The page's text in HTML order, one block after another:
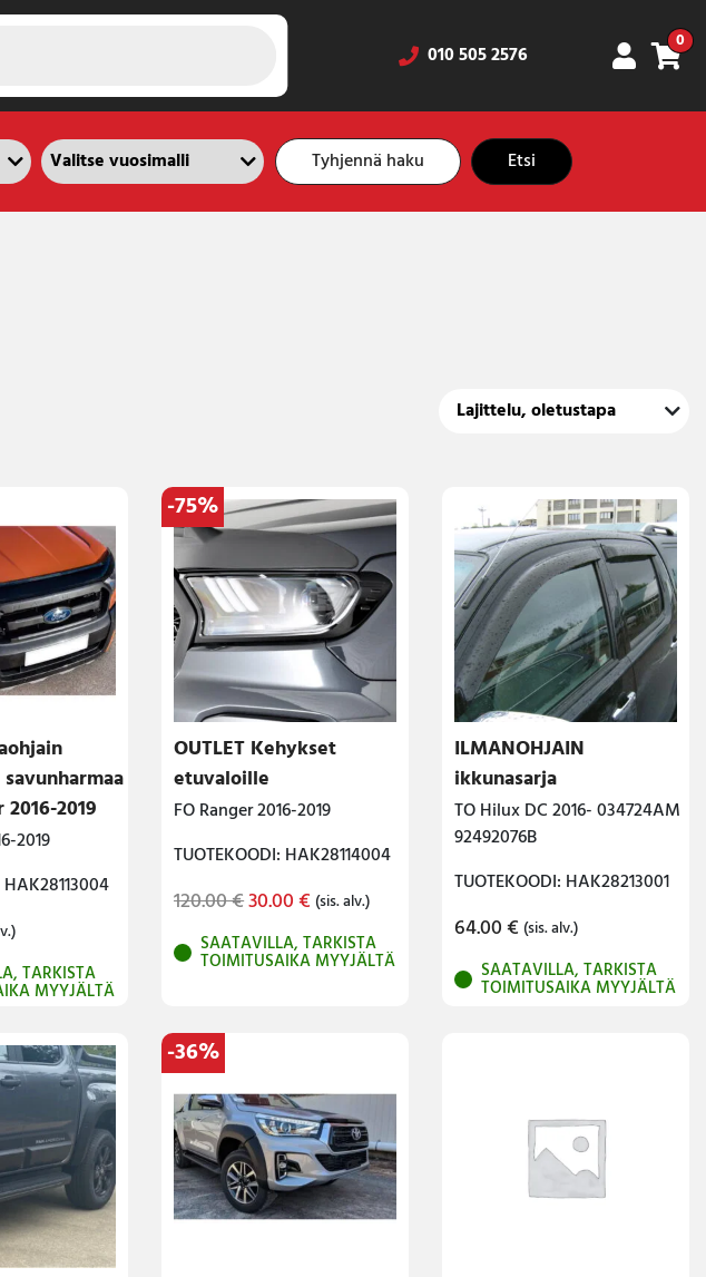
010 505 2576
0
Tyhjennä haku Etsi
2019
2019
TARKISTA
MYYJÄLTÄ
-75%
OUTLET Kehykset
etuvaloille
FO Ranger 2016-2019
TUOTEKOODI: HAK28114004
120.00€Original
was:
30.00€Current
is:
(sis. alv.)
SAATAVILLA, TARKISTA
TOIMITUSAIKA MYYJÄLTÄ
ILMANOHJAIN
ikkunasarja
TO Hilux DC 2016- 034724AM
92492076B
TUOTEKOODI: HAK28213001
64.00€ (sis. alv.)
SAATAVILLA, TARKISTA
TOIMITUSAIKA MYYJÄLTÄ
-36%